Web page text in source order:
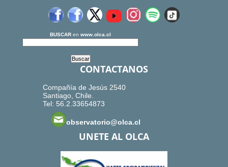
BUSCAR en www.olca.cl
CONTACTANOS
Compañía de Jesús 2540
Santiago, Chile.
Tel: 56.2.33654873
observatorio@olca.cl
UNETE AL OLCA